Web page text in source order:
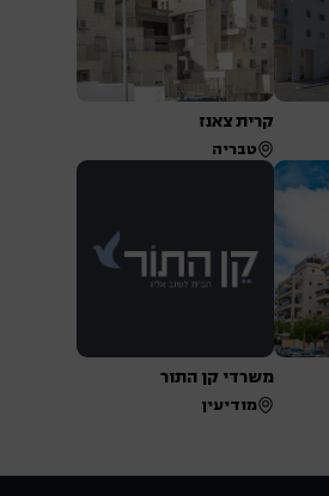
קרית צאנז
טבריה
משרדי קן התור
מודיעין